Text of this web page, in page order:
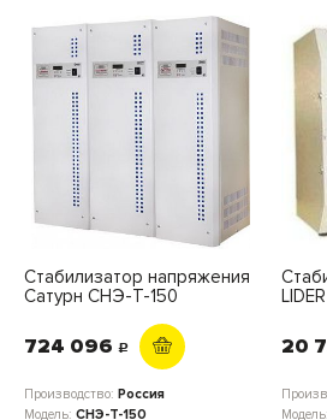
Стабилизатор напряжения
Сатурн СНЭ-Т-150
724 096 c
Производство: Россия
Модель: СНЭ-Т-150
20
Модель: